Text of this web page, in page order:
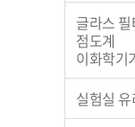
글라스 필
점도계
이화학기
실험실